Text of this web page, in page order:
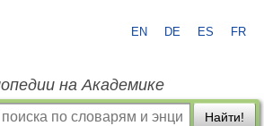
EN DE ES FR
на Академике
Найти!